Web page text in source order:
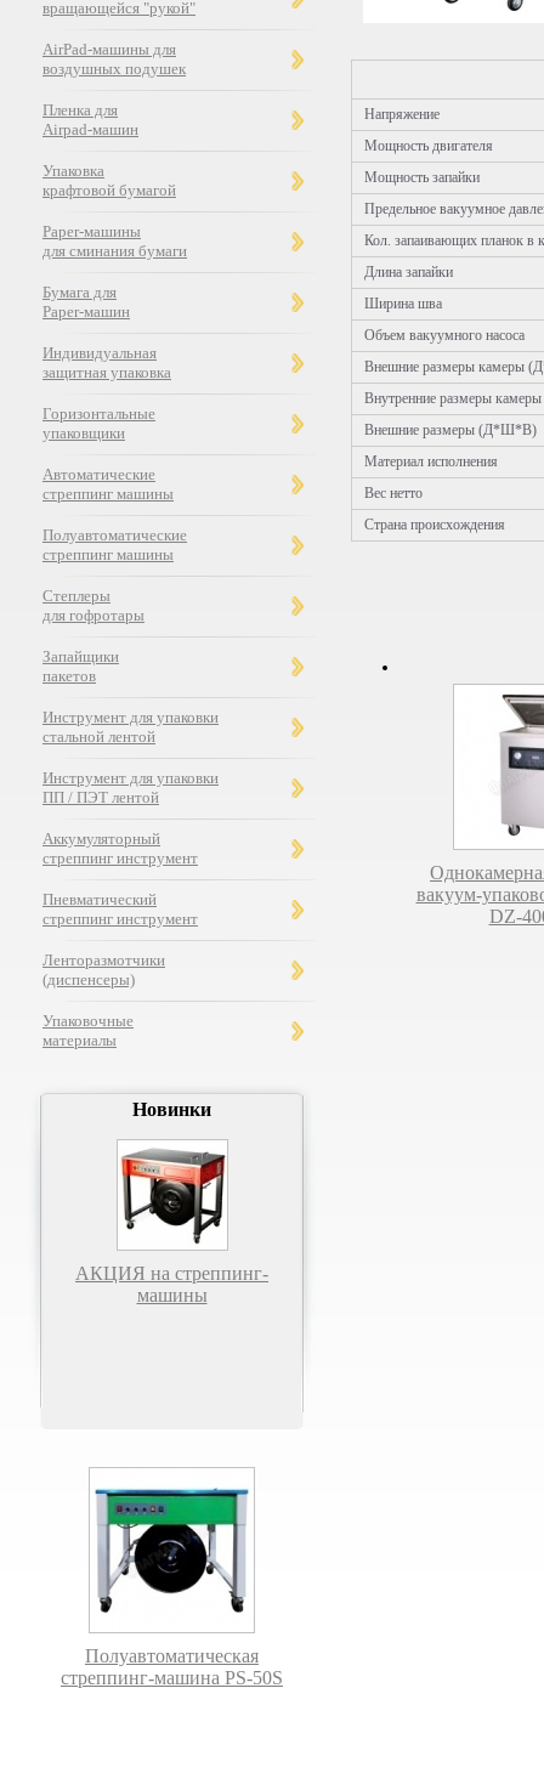
вращающейся "рукой"
AirPad-машины для
воздушных подушек
Пленка для
Airpad-машин
Упаковка
крафтовой бумагой
Paper-машины
для сминания бумаги
Бумага для
Paper-машин
Индивидуальная
защитная упаковка
Горизонтальные
упаковщики
Автоматические
стреппинг машины
Полуавтоматические
стреппинг машины
Степлеры
для гофротары
Запайщики
пакетов
Инструмент для упаковки
стальной лентой
Инструмент для упаковки
ПП / ПЭТ лентой
Аккумуляторный
стреппинг инструмент
Пневматический
стреппинг инструмент
Ленторазмотчики
(диспенсеры)
Упаковочные
материалы
Новинки
АКЦИЯ на стреппинг-
машины
Полуавтоматическая
стреппинг-машина PS-50S
Напряжение
Мощность двигателя
Мощность запайки
Предельное вакуумное
Кол. запаивающих планок в
Длина запайки
Ширина шва
Объем вакуумного насоса
Внешние размеры камеры
Внутренние размеры
Внешние размеры (Д*Ш*В)
Материал исполнения
Вес нетто
Страна происхождения
вакуум-
DZ-